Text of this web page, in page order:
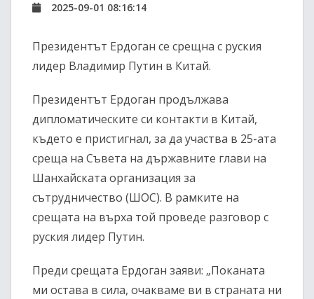
2025-09-01 08:16:14
Президентът Ердоган се срещна с руския
лидер Владимир Путин в Китай.
Президентът Ердоган продължава
дипломатическите си контакти в Китай,
където е пристигнал, за да участва в 25-ата
среща на Съвета на държавните глави на
Шанхайската организация за
сътрудничество (ШОС). В рамките на
срещата на върха той проведе разговор с
руския лидер Путин.
Преди срещата Ердоган заяви: „Поканата
ми остава в сила, очакваме ви в страната ни